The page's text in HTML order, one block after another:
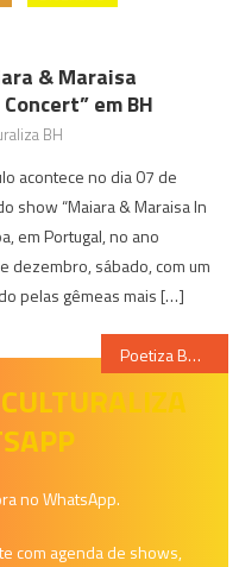
& Maraisa
em BH
BH
acontece no dia 07 de
show “Maiara & Maraisa In
em Portugal, no ano
dezembro, sábado, com um
pelas gêmeas mais […]
Poetiza BH: Contos de não fadas
no WhatsApp.
com agenda de shows,